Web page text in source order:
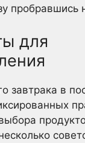
пробравшись
для
завтрака в